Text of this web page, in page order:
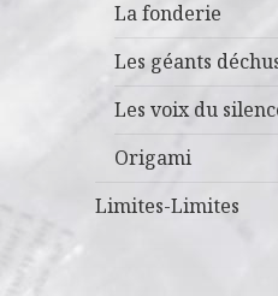
La fonderie
Les géants
Les voix du
Origami
Limites-Limites